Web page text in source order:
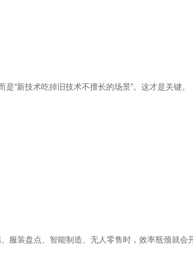
“新技术吃掉旧技术不擅长的场景”。这才是关键。
服装盘点、智能制造、无人零售时，效率瓶颈就会